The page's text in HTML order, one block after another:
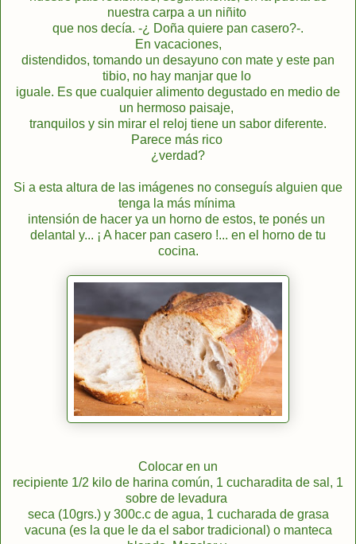
nuestra carpa a un niñito
que nos decía. -¿ Doña quiere pan casero?-.
En vacaciones,
distendidos, tomando un desayuno con mate y este pan
tibio, no hay manjar que lo
iguale. Es que cualquier alimento degustado en medio de
un hermoso paisaje,
tranquilos y sin mirar el reloj tiene un sabor diferente.
Parece más rico
¿verdad?
Si a esta altura de las imágenes no conseguís alguien que
tenga la más mínima
intensión de hacer ya un horno de estos, te ponés un
delantal y... ¡ A hacer pan casero !... en el horno de tu
cocina.
Colocar en un
recipiente 1/2 kilo de harina común, 1 cucharadita de sal, 1
sobre de levadura
seca (10grs.) y 300c.c de agua, 1 cucharada de grasa
vacuna (es la que le da el sabor tradicional) o manteca